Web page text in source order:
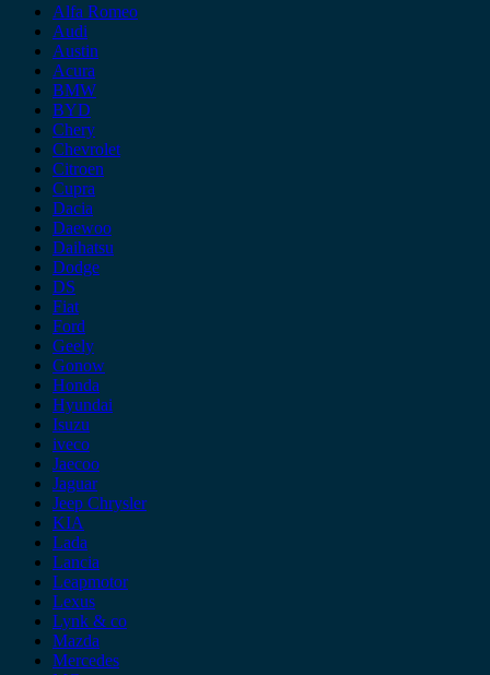
Alfa Romeo
Audi
Austin
Acura
BMW
BYD
Chery
Chevrolet
Citroen
Cupra
Dacia
Daewoo
Daihatsu
Dodge
DS
Fiat
Ford
Geely
Gonow
Honda
Hyundai
Isuzu
iveco
Jaecoo
Jaguar
Jeep Chrysler
KIA
Lada
Lancia
Leapmotor
Lexus
Lynk & co
Mazda
Mercedes